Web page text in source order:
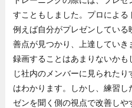
すこともしました。プロによる
例えば自分がプレゼンしてい
善点が見つかり、上達してい
録画することはあまりないか
じ社内のメンバーに見られた
はわかります。しかし、練習
ゼンを聞く側の視点で改善し